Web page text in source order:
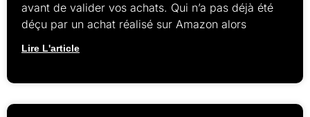
avant de valider vos achats. Qui n’a pas déjà été
déçu par un achat réalisé sur Amazon alors
Lire L'article